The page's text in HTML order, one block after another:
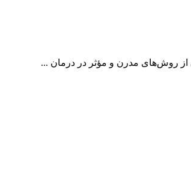
از روش‌های مدرن و مؤثر در درمان ...